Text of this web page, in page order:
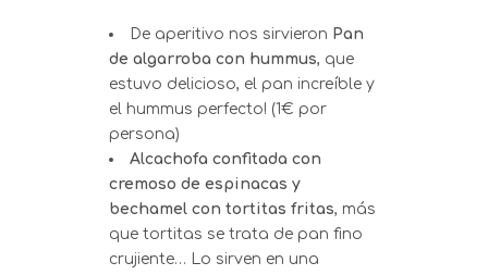
De aperitivo nos sirvieron Pan
de algarroba con hummus, que
estuvo delicioso, el pan increíble y
el hummus perfecto! (1€ por
persona)
Alcachofa confitada con
cremoso de espinacas y
bechamel con tortitas fritas, más
que tortitas se trata de pan fino
crujiente… Lo sirven en una